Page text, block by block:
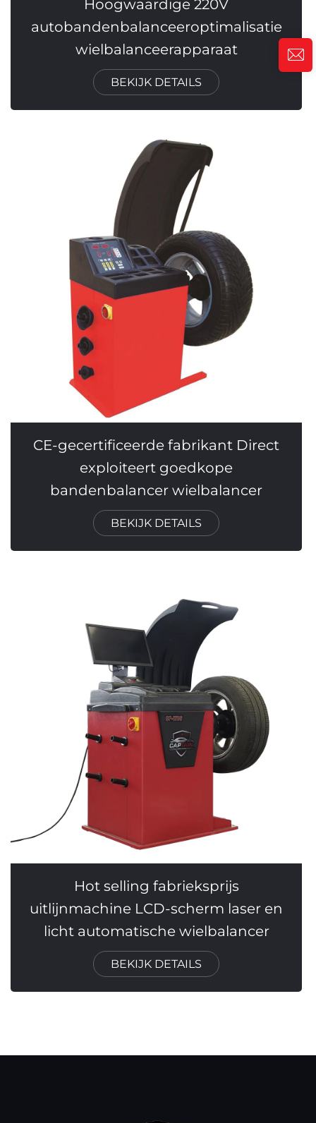
Hoogwaardige 220V
autobandenbalanceeroptimalisatie
wielbalanceerapparaat
BEKIJK DETAILS
CE-gecertificeerde fabrikant Direct
exploiteert goedkope
bandenbalancer wielbalancer
BEKIJK DETAILS
Hot selling fabrieksprijs
uitlijnmachine LCD-scherm laser en
licht automatische wielbalancer
BEKIJK DETAILS